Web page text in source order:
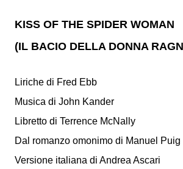
KISS OF THE SPIDER WOMAN
(IL BACIO DELLA DONNA
Liriche di Fred Ebb
Musica di John Kander
Libretto di Terrence McNally
Dal romanzo omonimo di Manuel Puig
Versione italiana di Andrea Ascari